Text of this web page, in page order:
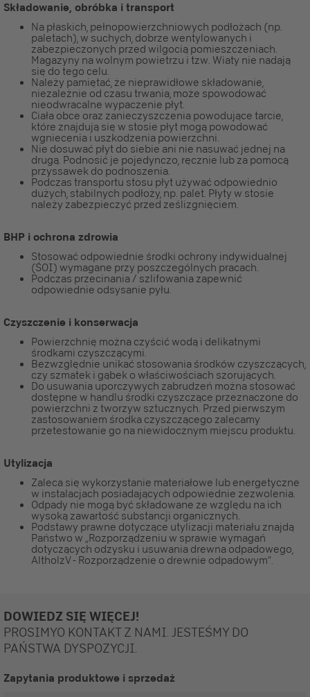
Składowanie, obróbka i transport
Na płaskich, pełnopowierzchniowych podłożach (np.
paletach), w suchych, dobrze wentylowanych i
zabezpieczonych przed wilgocią pomieszczeniach.
Magazyny na wolnym powietrzu i tzw. Wiaty nie nadają
się do tego celu.
Należy pamiętać, że nieprawidłowe składowanie,
niezależnie od czasu trwania, może spowodować
nieodwracalne wypaczenie płyt.
Ciała obce oraz zanieczyszczenia powodujące tarcie,
które znajdują się w stosie płyt mogą powodować
wgniecenia i uszkodzenia powierzchni.
Nie dosuwać płyt do siebie ani nie nasuwać jednej na
drugą. Podnosić je pojedynczo, ręcznie lub za pomocą
przyssawek do podnoszenia.
Podczas transportu stosu płyt używać odpowiednio
dużych, stabilnych podłoży, np. palet. Płyty w stosie
należy zabezpieczyć przed ześlizgnięciem.
BHP i ochrona zdrowia
Stosować odpowiednie środki ochrony indywidualnej
(ŚOI) wymagane przy poszczególnych pracach.
Podczas przecinania / szlifowania zapewnić
odpowiednie odsysanie pyłu.
Czyszczenie i konserwacja
Powierzchnię można czyścić wodą i delikatnymi
środkami czyszczącymi.
Bezwzględnie unikać stosowania środków czyszczących,
czy szmatek i gąbek o właściwościach szorujących.
Do usuwania uporczywych zabrudzeń można stosować
dostępne w handlu środki czyszczące przeznaczone do
powierzchni z tworzyw sztucznych. Przed pierwszym
zastosowaniem środka czyszczącego zalecamy
przetestowanie go na niewidocznym miejscu produktu.
Utylizacja
Zaleca się wykorzystanie materiałowe lub energetyczne
w instalacjach posiadających odpowiednie zezwolenia.
Odpady nie mogą być składowane ze względu na ich
wysoką zawartość substancji organicznych.
Podstawy prawne dotyczące utylizacji materiału znajdą
Państwo w „Rozporządzeniu w sprawie wymagań
dotyczących odzysku i usuwania drewna odpadowego,
AltholzV - Rozporządzenie o drewnie odpadowym”.
DOWIEDZ SIĘ WIĘCEJ!
PROSIMYO KONTAKT Z NAMI. JESTEŚMY DO
PAŃSTWA DYSPOZYCJI.
Zapytania produktowe i sprzedaż